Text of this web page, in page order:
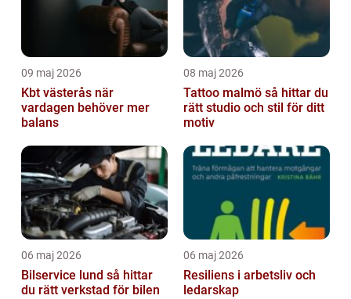
09 maj 2026
Kbt västerås när
vardagen behöver mer
balans
08 maj 2026
Tattoo malmö så hittar du
rätt studio och stil för ditt
motiv
06 maj 2026
Bilservice lund så hittar
du rätt verkstad för bilen
06 maj 2026
Resiliens i arbetsliv och
ledarskap